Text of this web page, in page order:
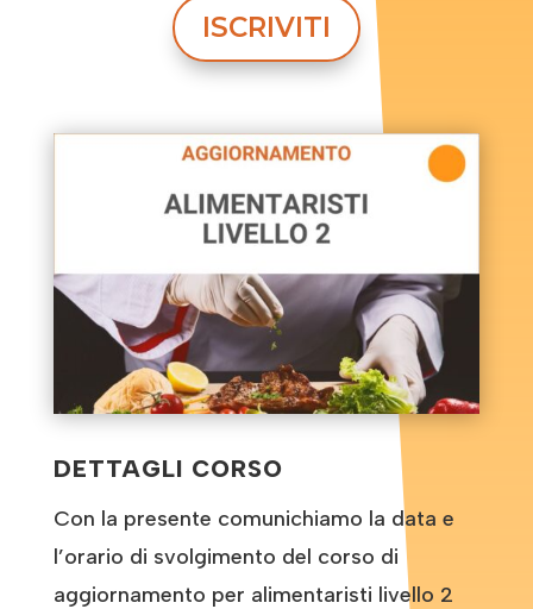
ISCRIVITI
DETTAGLI CORSO
Con la presente comunichiamo la data e
l’orario di svolgimento del corso di
aggiornamento per alimentaristi livello 2